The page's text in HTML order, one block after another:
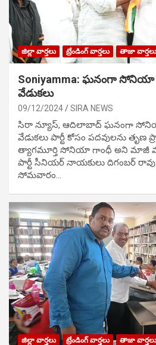
జిల్లా వార్తలు ట్రేండింగ్ వార్తలు తాజా వార్తలు
Soniyamma: ఘ‌నంగా సోనియా
వేడుక‌లు
09/12/2024 SIRA NEWS
సిరా న్యూస్, ఆదిలాబాద్ ఘ‌నంగా
వేడుక‌లు పార్టీ కోసం ప‌ద‌వుల‌ను తృణ
త్యాగమూర్తి సోనియా గాంధీ అని మాజీ
పార్టీ సీనియ‌ర్ నాయ‌కులు దిగంబ‌ర్
సోమవారం…
జిల్లా వార్తలు ట్రేండింగ్ వార్తలు తాజా వార్తలు